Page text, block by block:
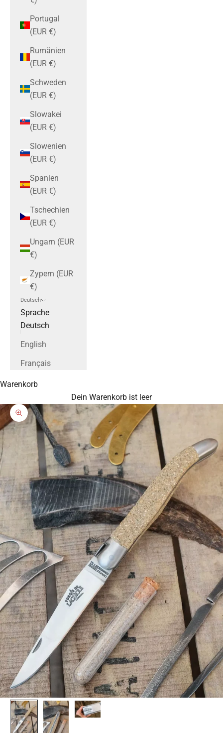
Portugal
(EUR €)
Rumänien
(EUR €)
Schweden
(EUR €)
Slowakei
(EUR €)
Slowenien
(EUR €)
Spanien
(EUR €)
Tschechien
(EUR €)
Ungarn (EUR
€)
Zypern (EUR
€)
Deutsch
Sprache
Deutsch
English
Français
Warenkorb
Dein Warenkorb ist leer
Bild vergrößern